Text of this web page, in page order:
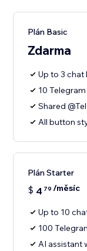
Plán Basic
Zdarma
Up to 3 chat
10
Shared
All button
Plán Starter
$ 4 79 /měsíc
Up to 10
100
AI assistant